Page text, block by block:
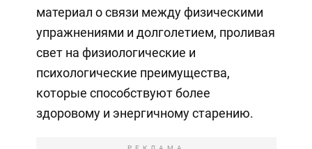
материал о связи между физическими
упражнениями и долголетием, проливая
свет на физиологические и
психологические преимущества,
которые способствуют более
здоровому и энергичному старению.